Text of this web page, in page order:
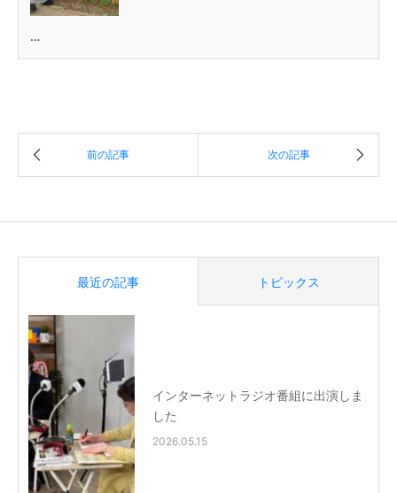
…
最近の記事 トピックス
インターネットラジオ番組に出演しま
した
2026.05.15